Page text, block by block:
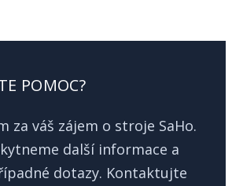
POMOC?
za váš zájem o stroje SaHo.
další informace a
dotazy. Kontaktujte